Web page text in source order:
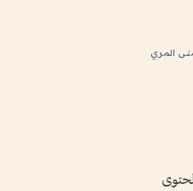
المري